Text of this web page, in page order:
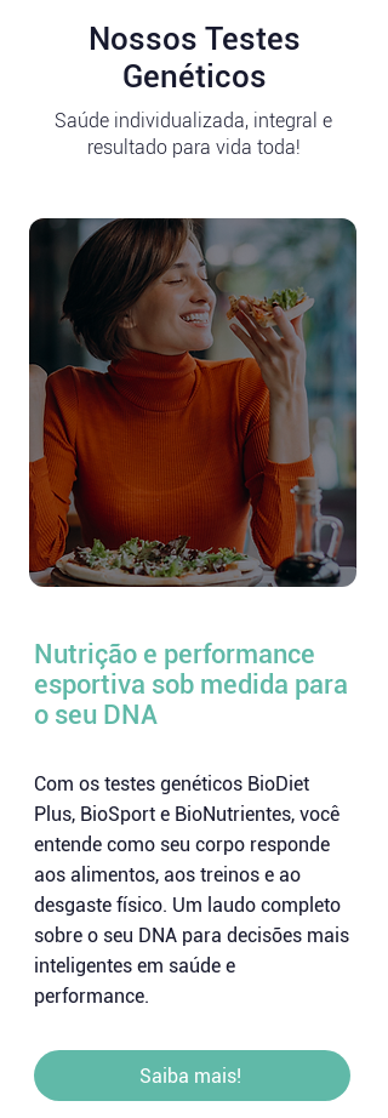
Nossos Testes
Genéticos
Saúde individualizada, integral e
resultado para vida toda!
Nutrição e performance
esportiva sob medida para
o seu DNA
Com os testes genéticos BioDiet
Plus, BioSport e BioNutrientes, você
entende como seu corpo responde
aos alimentos, aos treinos e ao
desgaste físico. Um laudo completo
sobre o seu DNA para decisões mais
inteligentes em saúde e
performance.
Saiba mais!